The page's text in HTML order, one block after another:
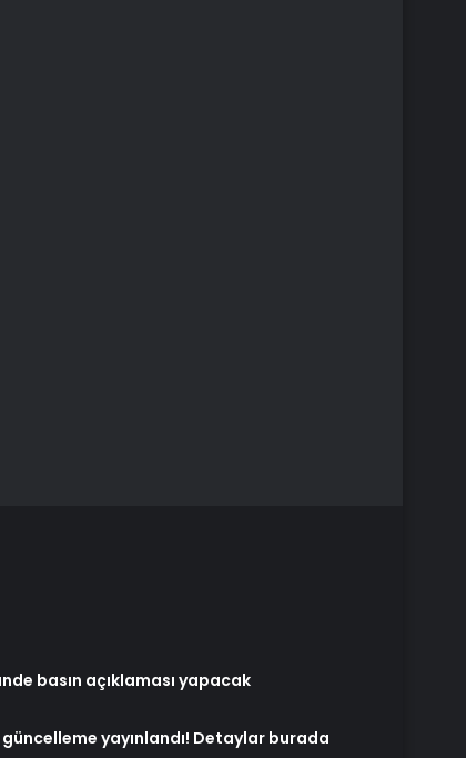
basın açıklaması yapacak
yayınlandı! Detaylar burada